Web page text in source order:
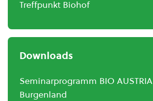
Treffpunkt Biohof
Downloads
Seminarprogramm BIO AUSTRIA
Burgenland